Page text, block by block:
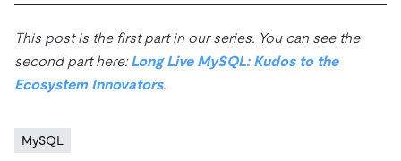
This post is the first part in our series. You can see the
second part here:Long Live MySQL: Kudos to the
Ecosystem Innovators.
MySQL